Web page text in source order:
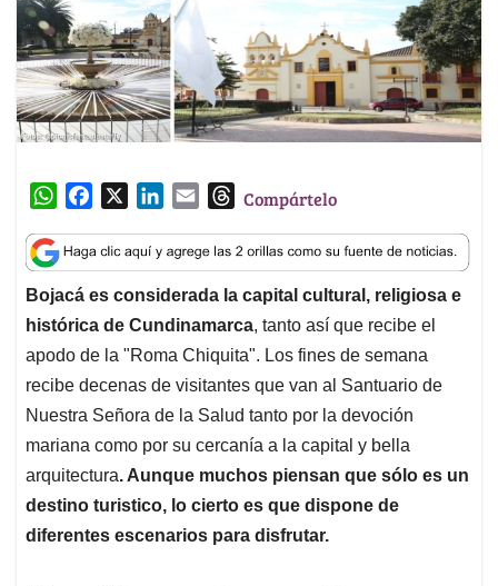
W
a
t
s
A
p
p
c
e
b
o
o
k
n
k
e
d
I
n
a
i
l
T
r
e
a
d
s
Compártelo
Bojacá es considerada la capital cultural, religiosa e
histórica de Cundinamarca, tanto así que recibe el
apodo de la "Roma Chiquita". Los fines de semana
recibe decenas de visitantes que van al Santuario de
Nuestra Señora de la Salud tanto por la devoción
mariana como por su cercanía a la capital y bella
arquitectura. Aunque muchos piensan que sólo es un
destino turistico, lo cierto es que dispone de
diferentes escenarios para disfrutar.